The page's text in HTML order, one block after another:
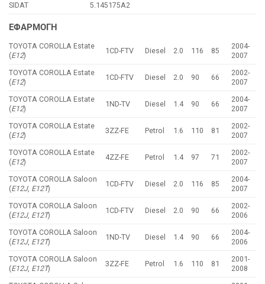
SIDAT
5.145175A2
ΕΦΑΡΜΟΓΗ
TOYOTA COROLLA Estate
(E12)
1CD-FTV Diesel 2.0 116 85
2004-
2007
TOYOTA COROLLA Estate
(E12)
1CD-FTV Diesel 2.0 90 66
2002-
2007
TOYOTA COROLLA Estate
(E12)
1ND-TV Diesel 1.4 90 66
2004-
2007
TOYOTA COROLLA Estate
(E12)
3ZZ-FE Petrol 1.6 110 81
2002-
2007
TOYOTA COROLLA Estate
(E12)
4ZZ-FE Petrol 1.4 97 71
2002-
2007
TOYOTA COROLLA Saloon
(E12J, E12T)
1CD-FTV Diesel 2.0 116 85
2004-
2007
TOYOTA COROLLA Saloon
(E12J, E12T)
1CD-FTV Diesel 2.0 90 66
2002-
2006
TOYOTA COROLLA Saloon
(E12J, E12T)
1ND-TV Diesel 1.4 90 66
2004-
2006
TOYOTA COROLLA Saloon
(E12J, E12T)
3ZZ-FE Petrol 1.6 110 81
2001-
2008